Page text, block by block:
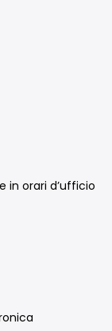
in orari d’ufficio